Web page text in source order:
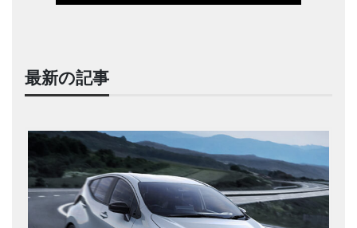
最新の記事